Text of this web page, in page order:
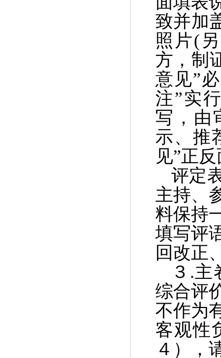
致并加
照片(
方，制
意见”
注”实
写，由
示、推
见”正
评定
主持、
料保持
填写评
回改正
３ .主
综合评
不作为
客观性
４ ），